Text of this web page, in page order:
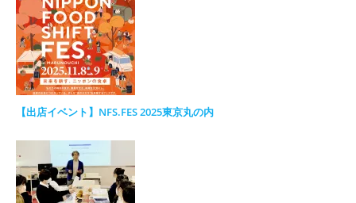
【出店イベント】NFS.FES 2025東京丸の内